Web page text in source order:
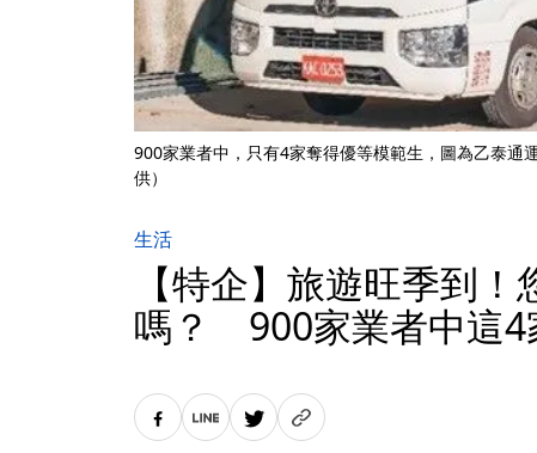
900家業者中，只有4家奪得優等模範生，圖為乙泰通
供）
生活
【特企】旅遊旺季到
嗎？ 900家業者中這4